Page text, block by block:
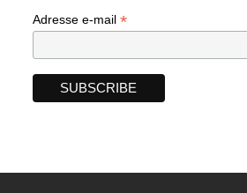
Adresse e-mail *